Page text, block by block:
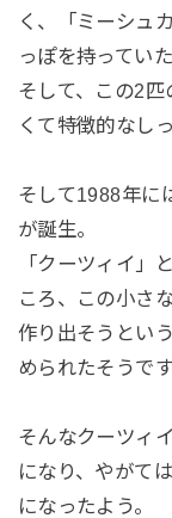
く、「ミーシュ
っぽを持っていた
そして、この2
くて特徴的なし
そして1988年に
が誕生。
「クーツィイ」
ころ、この小さ
作り出そうとい
められたそうで
そんなクーツィ
になり、やがて
になったよう。